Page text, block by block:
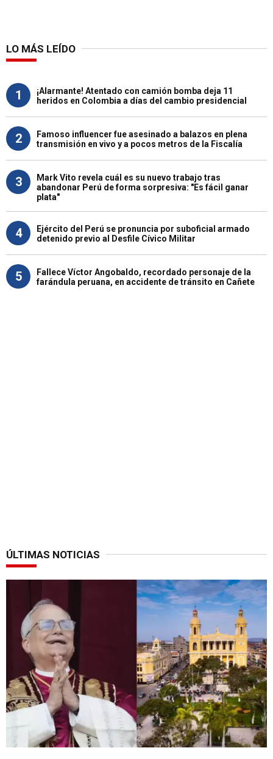
LO MÁS LEÍDO
1
¡Alarmante! Atentado con camión bomba deja 11
heridos en Colombia a días del cambio presidencial
2
Famoso influencer fue asesinado a balazos en plena
transmisión en vivo y a pocos metros de la Fiscalía
3
Mark Vito revela cuál es su nuevo trabajo tras
abandonar Perú de forma sorpresiva: "Es fácil ganar
plata"
4
Ejército del Perú se pronuncia por suboficial armado
detenido previo al Desfile Cívico Militar
5
Fallece Víctor Angobaldo, recordado personaje de la
farándula peruana, en accidente de tránsito en Cañete
ÚLTIMAS NOTICIAS